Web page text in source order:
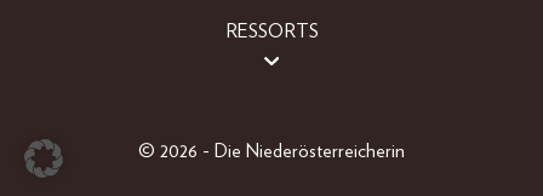
RESSORTS
© 2026 - Die Niederösterreicherin